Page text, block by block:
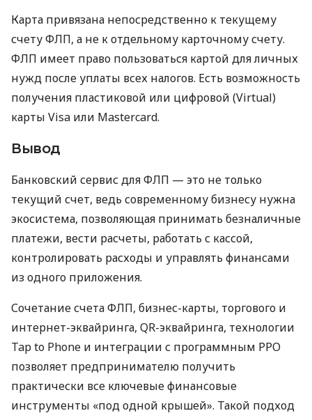
Карта привязана непосредственно к текущему
счету ФЛП, а не к отдельному карточному счету.
ФЛП имеет право пользоваться картой для личных
нужд после уплаты всех налогов. Есть возможность
получения пластиковой или цифровой (Virtual)
карты Visa или Mastercard.
Вывод
Банковский сервис для ФЛП — это не только
текущий счет, ведь современному бизнесу нужна
экосистема, позволяющая принимать безналичные
платежи, вести расчеты, работать с кассой,
контролировать расходы и управлять финансами
из одного приложения.
Сочетание счета ФЛП, бизнес-карты, торгового и
интернет-эквайринга, QR-эквайринга, технологии
Tap to Phone и интеграции с программным РРО
позволяет предпринимателю получить
практически все ключевые финансовые
инструменты «под одной крышей». Такой подход